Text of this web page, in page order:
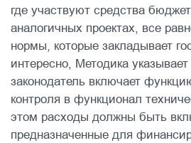
где участвуют средства
аналогичных проектах, все
нормы, которые закладывает
интересно, Методика
законодатель включает
контроля в функционал
этом расходы должны быть
предназначенные для